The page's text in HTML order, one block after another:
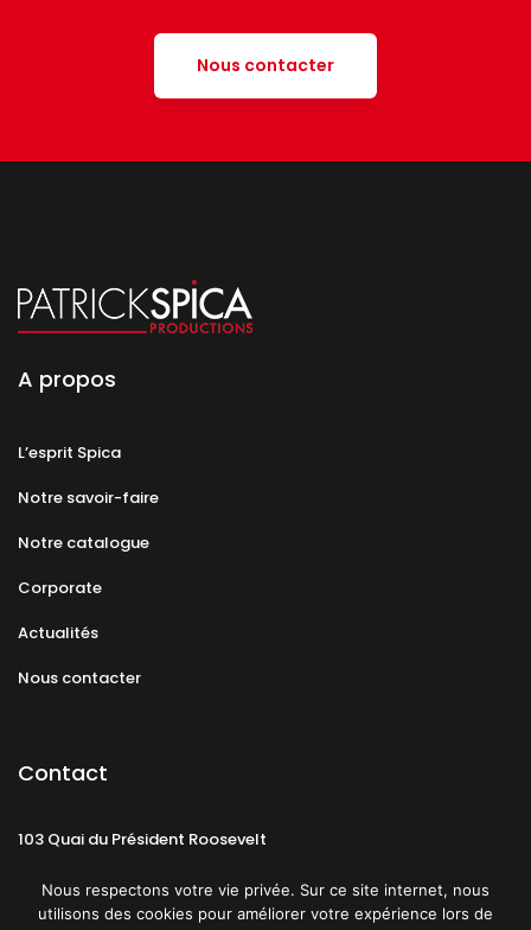
Nous contacter
A propos
L’esprit Spica
Notre savoir-faire
Notre catalogue
Corporate
Actualités
Nous contacter
Contact
103 Quai du Président Roosevelt
Nous respectons votre vie privée. Sur ce site internet, nous
utilisons des cookies pour améliorer votre expérience lors de